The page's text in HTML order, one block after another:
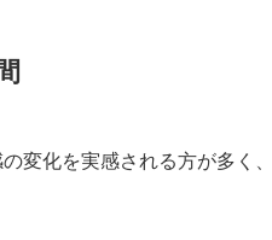
変化を実感される方が多く